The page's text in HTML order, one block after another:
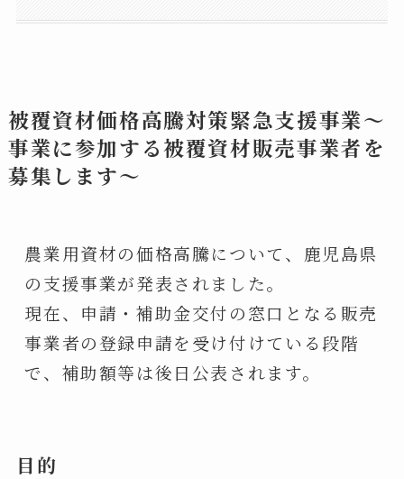
被覆資材価格高騰対策緊急支援事業～
事業に参加する被覆資材販売事業者を
募集します～
農業用資材の価格高騰について、鹿児島県
の支援事業が発表されました。
現在、申請・補助金交付の窓口となる販売
事業者の登録申請を受け付けている段階
で、補助額等は後日公表されます。
目的